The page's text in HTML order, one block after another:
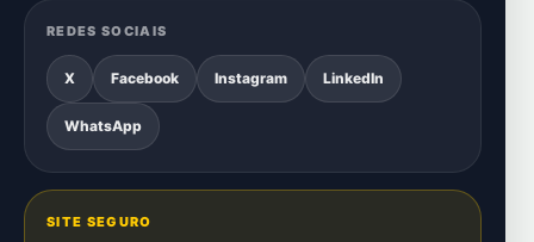
REDES SOCIAIS
X Facebook Instagram LinkedIn
WhatsApp
SITE SEGURO